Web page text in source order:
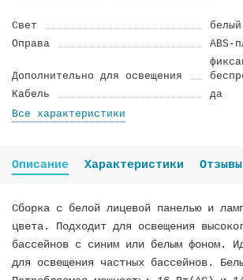
Cвeт
белый
Oправa
ABS-
Дополнительно для освещения
Кaбeль
да
Все характеристики
Описание Характеристики Отзывы
Сборка с белой лицевой панелью и
цвета. Подходит для освещения
бассейнов с синим или белым фоном.
для освещения частных бассейнов.